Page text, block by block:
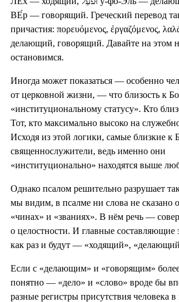
ВЕ́р — говорящий. Греческий перевод
причастия: πορευόμενος, ἐργαζόμενος,
делающий, говорящий. Давайте на этом
остановимся.
Иногда может показаться — особенно
от церковной жизни, — что близость к
«институциональному статусу». Кто
Тот, кто максимально высоко на
Исходя из этой логики, самые близкие к
священнослужители, ведь именно они
«институционально» находятся выше
Однако псалом решительно разрушает
мы видим, в псалме ни слова не сказано о
«чинах» и «званиях». В нём речь —
о целостности. И главные составляющие
как раз и будут — «ходящий»,
Если с «делающим» и «говорящим»
понятно — «дело» и «слово» вроде бы
разные регистры присутствия человека